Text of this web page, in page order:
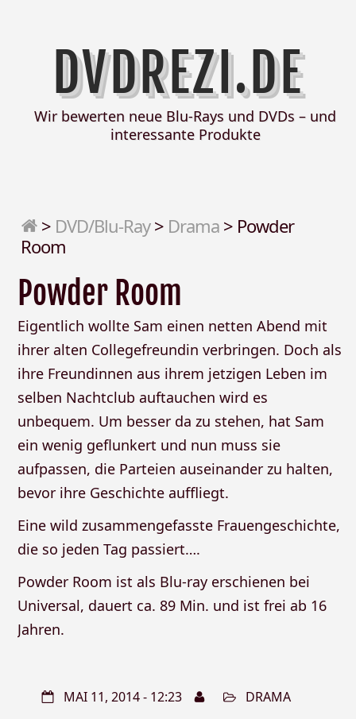
DVDREZI.DE
Wir bewerten neue Blu-Rays und DVDs – und
interessante Produkte
> DVD/Blu-Ray> Drama > Powder
Room
Powder Room
Eigentlich wollte Sam einen netten Abend mit
ihrer alten Collegefreundin verbringen. Doch als
ihre Freundinnen aus ihrem jetzigen Leben im
selben Nachtclub auftauchen wird es
unbequem. Um besser da zu stehen, hat Sam
ein wenig geflunkert und nun muss sie
aufpassen, die Parteien auseinander zu halten,
bevor ihre Geschichte auffliegt.
Eine wild zusammengefasste Frauengeschichte,
die so jeden Tag passiert….
Powder Room ist als Blu-ray erschienen bei
Universal, dauert ca. 89 Min. und ist frei ab 16
Jahren.
MAI 11, 2014 - 12:23 DRAMA